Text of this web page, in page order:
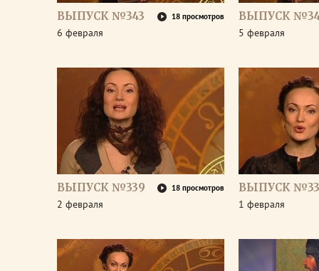
ВЫПУСК №343 18 просмотров
6 февраля
ВЫПУСК
5 февраля
ВЫПУСК №339 18 просмотров
2 февраля
ВЫПУСК
1 февраля